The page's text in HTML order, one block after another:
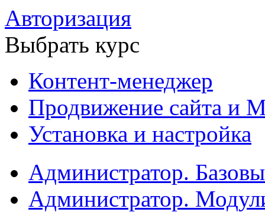
Авторизация
Выбрать курс
Контент-менеджер
Продвижение сайта и
Установка и настройка
Администратор.
Администратор.